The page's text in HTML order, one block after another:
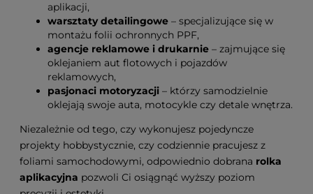
aplikacji,
warsztaty detailingowe – specjalizujące się w
montażu folii ochronnych PPF,
agencje reklamowe i drukarnie – zajmujące się
oklejaniem aut flotowych i pojazdów
reklamowych,
pasjonaci motoryzacji – którzy samodzielnie
oklejają swoje auta, motocykle czy detale wnętrza.
Niezależnie od tego, czy wykonujesz pojedyncze
projekty hobbystycznie, czy codziennie pracujesz z
foliami samochodowymi, odpowiednio dobrana rolka
aplikacyjna pozwoli Ci osiągnąć wyższy poziom